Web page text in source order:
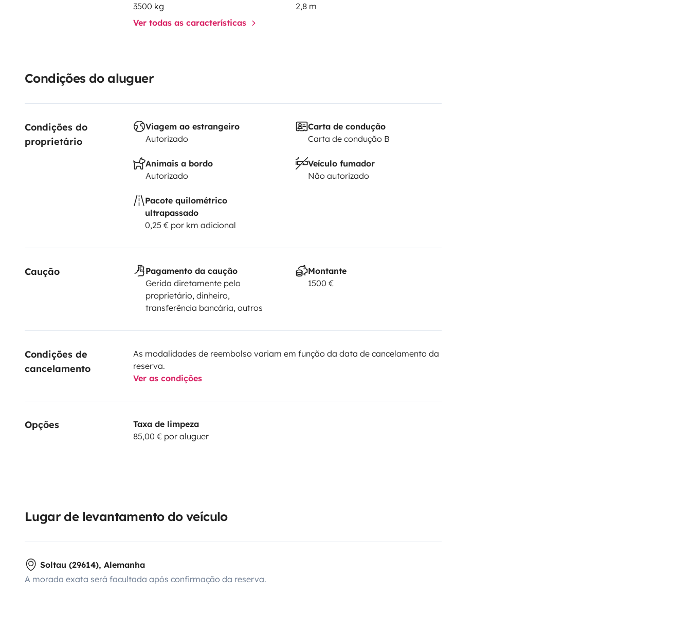
3500 kg
2,8 m
Ver todas as características
Condições do aluguer
Condições do
proprietário
Viagem ao estrangeiro
Autorizado
Carta de condução
Carta de condução B
Animais a bordo
Autorizado
Veículo fumador
Não autorizado
Pacote quilométrico
ultrapassado
0,25 € por km adicional
Caução
Pagamento da caução
Gerida diretamente pelo
proprietário, dinheiro,
transferência bancária, outros
Montante
1500 €
Condições de
cancelamento
As modalidades de reembolso variam em função da data de cancelamento da
reserva.
Ver as condições
Opções
Taxa de limpeza
85,00 € por aluguer
Lugar de levantamento do veículo
Soltau (29614), Alemanha
A morada exata será facultada após confirmação da reserva.